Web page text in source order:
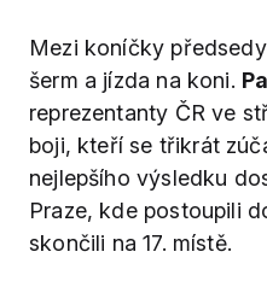
Mezi koníčky
šerm a jízda na koni.
reprezentanty ČR ve
boji, kteří se třikrát
nejlepšího výsledku
Praze, kde postoupili
skončili na 17. místě.